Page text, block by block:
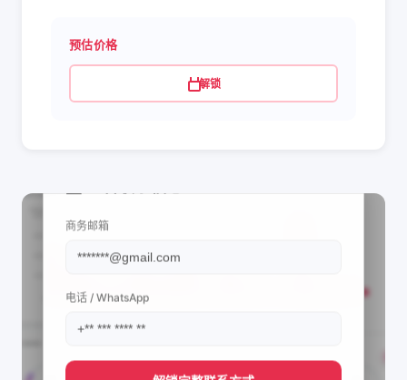
预估价格
解锁
商务邮箱
电话 / WhatsApp